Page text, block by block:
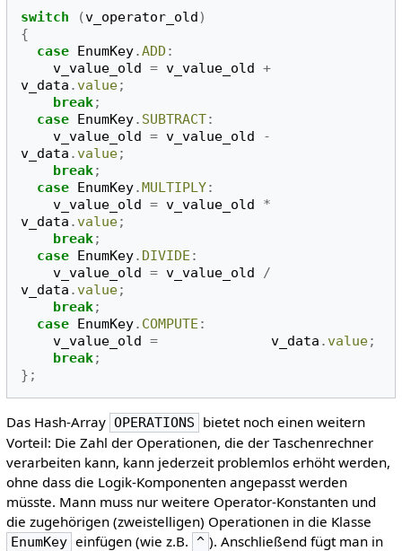
switch (v_operator_old)
{
case EnumKey.ADD :
v_value_old = v_value_old +
v_data . value;
break;
case EnumKey. SUBTRACT:
v_value_old = v_value_old
-
v_data . value;
break;
case EnumKey.MULTIPLY:
v_value_old = v_value_old
*
v_data . value;
break;
case EnumKey. DIVIDE :
v_value_old = v_value_old
/
v_data . value;
break;
case EnumKey. COMPUTE :
v_value_old = v_data . value;
break;
};
Das Hash-Array OPERATIONS
bietet noch einen weitern
Vorteil: Die Zahl der Operationen, die der Taschenrechner
verarbeiten kann, kann jederzeit problemlos erhöht werden,
ohne dass die Logik-Komponenten angepasst werden
müsste. Mann muss nur weitere Operator-Konstanten und
die zugehörigen (zweistelligen) Operationen in die Klasse
EnumKey einfügen (wie z.B. ^ ). Anschließend fügt man in